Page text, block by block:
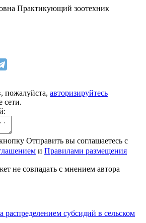
Практикующий зоотехник
пожалуйста, авторизируйтесь
сети.
Отправить вы соглашаетесь с
и Правилами размещения
не совпадать с мнением автора
распределением субсидий в сельском